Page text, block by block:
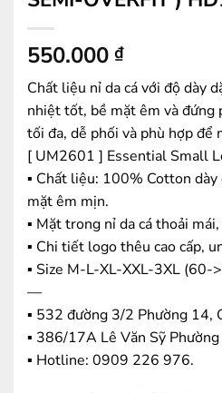
550.000 ₫
Chất liệu nỉ da cá với độ dày
nhiệt tốt, bề mặt êm và đứng
tối đa, dễ phối và phù hợp để
[ UM2601 ] Essential Small
▪️ Chất liệu: 100% Cotton
mặt êm mịn.
▪️ Mặt trong nỉ da cá thoải
▪️ Chi tiết logo thêu cao cấp,
▪️ Size M-L-XL-XXL-3XL (60-
—
▪️ 532 đường 3/2 Phường 14,
▪️ 386/17A Lê Văn Sỹ
▪️ Hotline: ‭0909 226 976.